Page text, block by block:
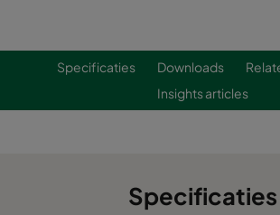
Specificaties Downloads
Insights articles
Specificaties